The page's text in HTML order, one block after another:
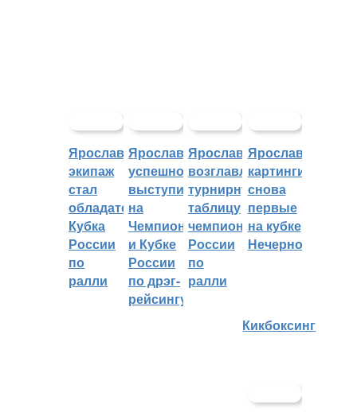
Ярославский
экипаж
стал
обладателем
Кубка
России
по
ралли
Ярославцы
успешно
выступили
на
Чемпионате
и Кубке
России
по дрэг-
рейсингу
Ярославцы
возглавляют
турнирную
таблицу
чемпионата
России
по
ралли
Ярославские
картингисты
снова
первые
на кубке
Нечерноземья
Кикбоксинг